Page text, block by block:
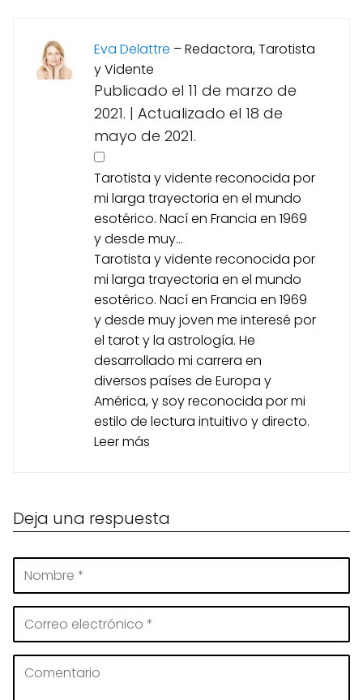
Eva Delattre –Redactora, Tarotista
y Vidente
Publicado el 11 de marzo de
2021. | Actualizado el 18 de
mayo de 2021.
Tarotista y vidente reconocida por
mi larga trayectoria en el mundo
esotérico. Nací en Francia en 1969
y desde muy...
Tarotista y vidente reconocida por
mi larga trayectoria en el mundo
esotérico. Nací en Francia en 1969
y desde muy joven me interesé por
el tarot y la astrología. He
desarrollado mi carrera en
diversos países de Europa y
América, y soy reconocida por mi
estilo de lectura intuitivo y directo.
Leer más
Deja una respuesta